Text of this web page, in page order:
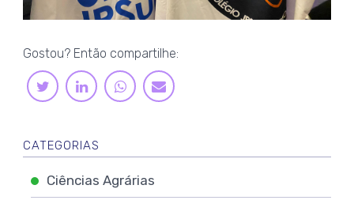
Gostou? Então compartilhe:
TWITTERLINKEDINWHATSAPP
E-
MAIL
CATEGORIAS
Ciências Agrárias